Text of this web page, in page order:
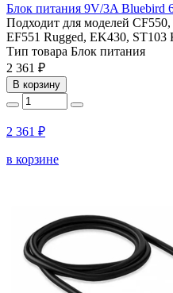
Блок питания 9V/3A Bluebird
Подходит для моделей
EF551 Rugged, EK430, ST103
Тип товара Блок питания
2 361 ₽
В корзину
2 361 ₽
в корзине